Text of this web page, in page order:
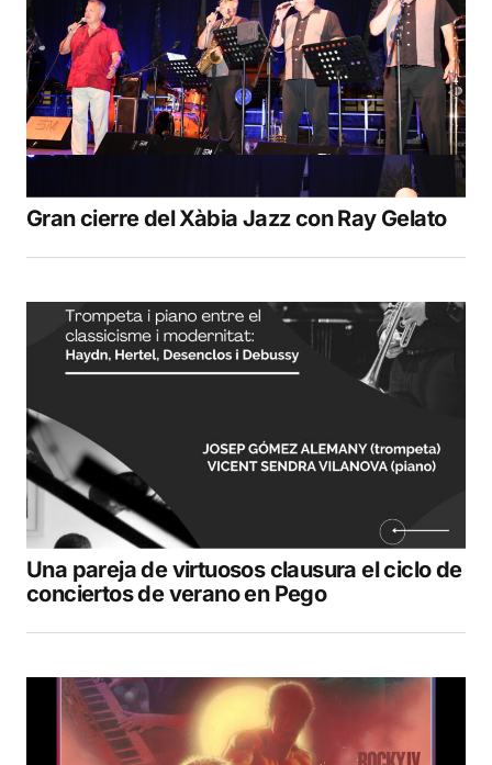
Gran cierre del Xàbia Jazz con Ray Gelato
Una pareja de virtuosos clausura el ciclo de
conciertos de verano en Pego